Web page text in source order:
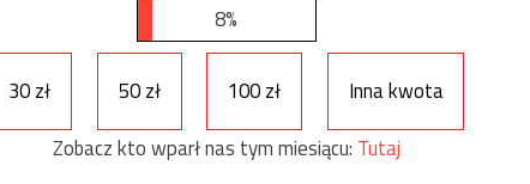
8%
30 zł 50 zł 100 zł
Inna kwota
Zobacz kto wparł nas tym miesiącu: Tutaj